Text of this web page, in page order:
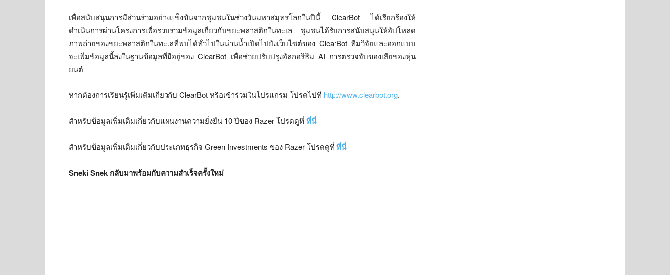
เพื่อสนับสนุนการมีส่วนร่วมอย่างแข็งขันจากชุมชนในช่วงวันมหาสมุทรโลกในปีนี้ ClearBot ได้เรียกร้องให้
ดำเนินการผ่านโครงการเพื่อรวบรวมข้อมูลเกี่ยวกับขยะพลาสติกในทะเล ชุมชนได้รับการสนับสนุนให้อัปโหลด
ภาพถ่ายของขยะพลาสติกในทะเลที่พบได้ทั่วไปในน่านน้ำเปิดไปยังเว็บไซต์ของ ClearBot ทีมวิจัยและออกแบบ
จะเพิ่มข้อมูลนี้ลงในฐานข้อมูลที่มีอยู่ของ ClearBot เพื่อช่วยปรับปรุงอัลกอริธึม AI การตรวจจับของเสียของหุ่น
ยนต์
หากต้องการเรียนรู้เพิ่มเติมเกี่ยวกับ ClearBot หรือเข้าร่วมในโปรแกรม โปรดไปที่ http://www.clearbot.org.
สำหรับข้อมูลเพิ่มเติมเกี่ยวกับแผนงานความยั่งยืน 10 ปีของ Razer โปรดดูที่ ที่นี่
สำหรับข้อมูลเพิ่มเติมเกี่ยวกับประเภทธุรกิจ Green Investments ของ Razer โปรดดูที่ ที่นี่
Sneki Snek กลับมาพร้อมกับความสำเร็จครั้งใหม่